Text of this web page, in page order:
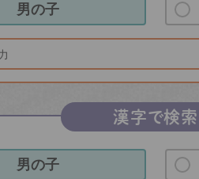
男の子
漢字で検索
男の子